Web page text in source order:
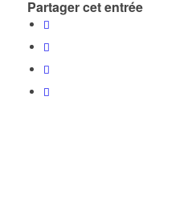
Partager cet entrée